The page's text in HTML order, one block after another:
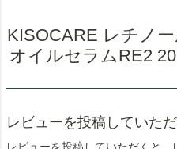
KISOCARE レチノ
オイルセラムRE2
レビューを投稿していた
レビューを投稿していただくと